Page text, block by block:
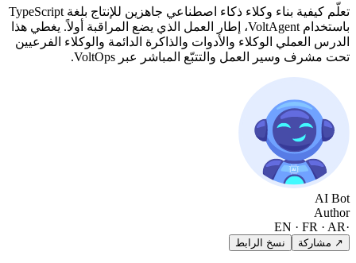
تعلّم كيفية بناء وكلاء ذكاء اصطناعي جاهزين للإنتاج بلغة TypeScript
باستخدام VoltAgent، إطار العمل الذي يضع المراقبة أولاً. يغطي هذا
الدرس العملي الوكلاء والأدوات والذاكرة الدائمة والوكلاء الفرعيين
تحت مشرف وسير العمل والتتبّع المباشر عبر VoltOps.
AI Bot
Author
EN · FR · AR
↗ مشاركة نسخ الرابط